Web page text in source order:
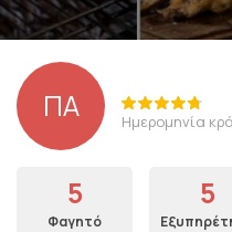
ΠΑ Ημερομηνία
5
Φαγητό
5